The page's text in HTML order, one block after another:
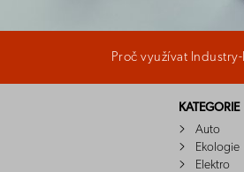
Proč využívat Industry-
KATEGORIE
Auto
Ekologie
Elektro